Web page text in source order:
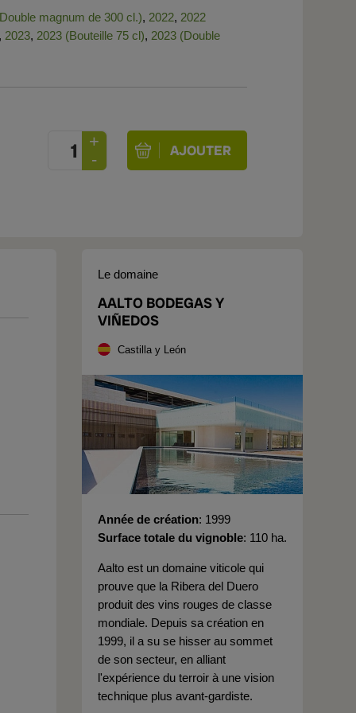
magnum de 300 cl.), 2022, 2022
, 2023, 2023 (Bouteille 75 cl), 2023 (Double
Le domaine
AALTO BODEGAS Y
VIÑEDOS
Castilla y León
Année de création 1999
Surface totale du vignoble 110 ha.
Aalto est un domaine viticole qui
prouve que la Ribera del Duero
produit des vins rouges de classe
mondiale. Depuis sa création en
1999, il a su se hisser au sommet
de son secteur, en alliant
l'expérience du terroir à une vision
technique plus avant-gardiste.